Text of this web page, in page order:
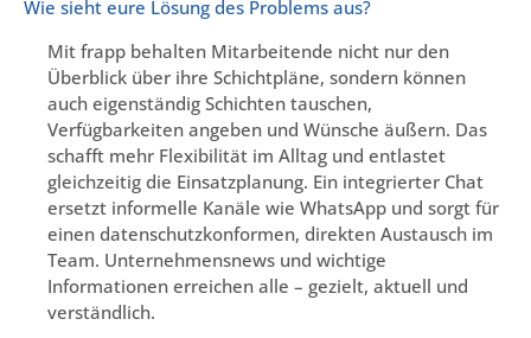
Wie sieht eure Lösung des Problems aus?
Mit frapp behalten Mitarbeitende nicht nur den
Überblick über ihre Schichtpläne, sondern können
auch eigenständig Schichten tauschen,
Verfügbarkeiten angeben und Wünsche äußern. Das
schafft mehr Flexibilität im Alltag und entlastet
gleichzeitig die Einsatzplanung. Ein integrierter Chat
ersetzt informelle Kanäle wie WhatsApp und sorgt für
einen datenschutzkonformen, direkten Austausch im
Team. Unternehmensnews und wichtige
Informationen erreichen alle – gezielt, aktuell und
verständlich.